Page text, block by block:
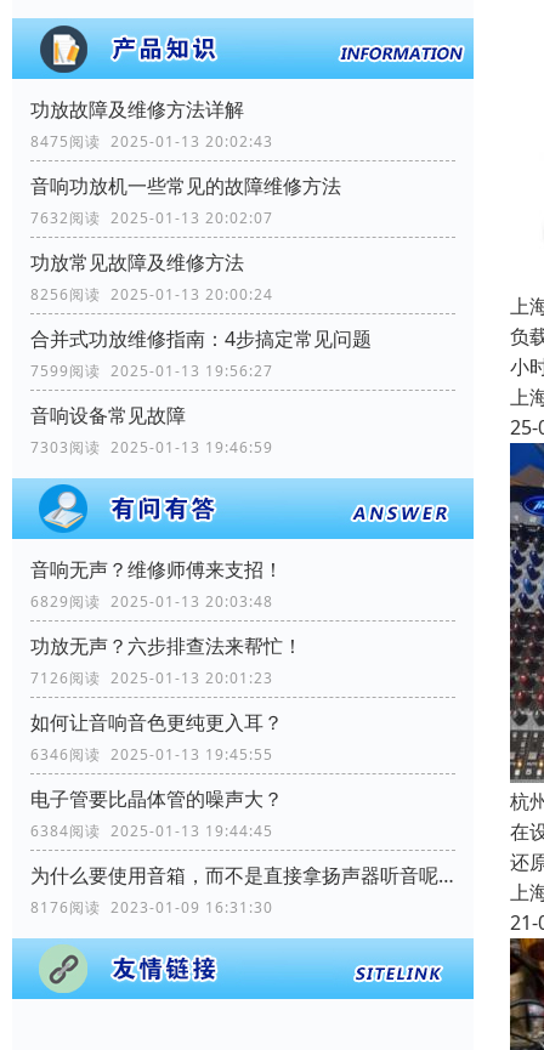
功放故障及维修方法详解
8475阅读 2025-01-13 20:02:43
音响功放机一些常见的故障维修方法
7632阅读 2025-01-13 20:02:07
功放常见故障及维修方法
8256阅读 2025-01-13 20:00:24
合并式功放维修指南：4步搞定常见问题
7599阅读 2025-01-13 19:56:27
音响设备常见故障
7303阅读 2025-01-13 19:46:59
音响无声？维修师傅来支招！
6829阅读 2025-01-13 20:03:48
功放无声？六步排查法来帮忙！
7126阅读 2025-01-13 20:01:23
如何让音响音色更纯更入耳？
6346阅读 2025-01-13 19:45:55
电子管要比晶体管的噪声大？
6384阅读 2025-01-13 19:44:45
为什么要使用音箱，而不是直接拿扬声器听音呢？
8176阅读 2023-01-09 16:31:30
上
负
小
上
25-
杭
在
还
上
21-